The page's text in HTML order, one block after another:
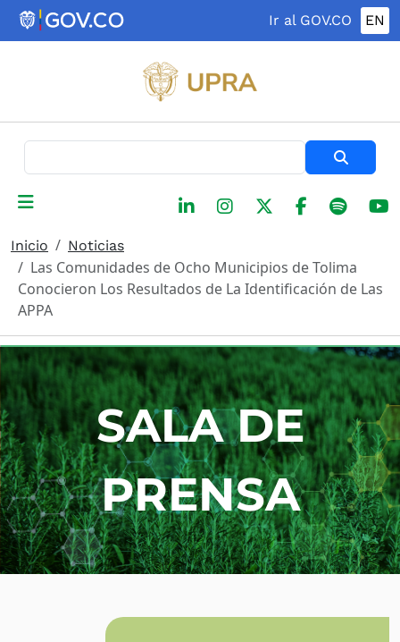
Pasar al contenido principal
Ir al GOV.CO EN
Inicio Noticias
Las Comunidades de Ocho Municipios de Tolima
Conocieron Los Resultados de La Identificación de Las
APPA
SALA DE
PRENSA